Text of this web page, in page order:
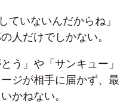
ていないんだからね」
人だけでしかない。
う」や「サンキュー」
ジが相手に届かず、最
かねない。